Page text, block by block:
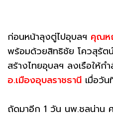
ก่อนหน้าลุงตู่ไปอุบลฯ คุณห
พร้อมด้วยสิทธิชัย โควสุรัต
สร้างไทยอุบลฯ ลงเรือให้ก
อ.เมืองอุบลราชธานี เมื่อวั
ถัดมาอีก 1 วัน นพ.ชลน่าน